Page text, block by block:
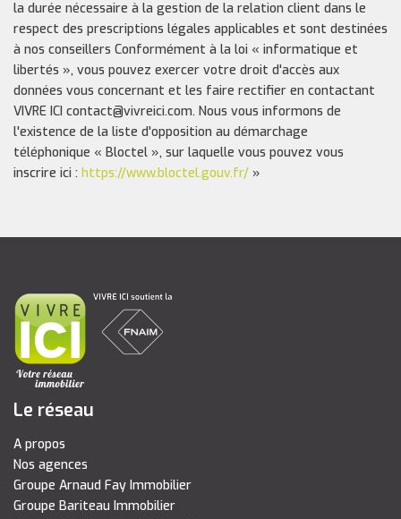
la durée nécessaire à la gestion de la relation client dans le
respect des prescriptions légales applicables et sont destinées
à nos conseillers Conformément à la loi « informatique et
libertés », vous pouvez exercer votre droit d'accès aux
données vous concernant et les faire rectifier en contactant
VIVRE ICI contact@vivreici.com. Nous vous informons de
l'existence de la liste d'opposition au démarchage
téléphonique « Bloctel », sur laquelle vous pouvez vous
inscrire ici : https://www.bloctel.gouv.fr/ »
Le réseau
A propos
Nos agences
Groupe Arnaud Fay Immobilier
Groupe Bariteau Immobilier